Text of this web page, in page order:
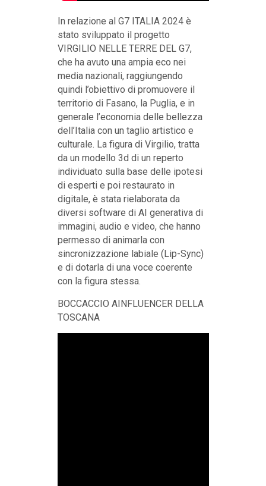
In relazione al G7 ITALIA 2024 è
stato sviluppato il progetto
VIRGILIO NELLE TERRE DEL G7,
che ha avuto una ampia eco nei
media nazionali, raggiungendo
quindi l’obiettivo di promuovere il
territorio di Fasano, la Puglia, e in
generale l’economia delle bellezza
dell’Italia con un taglio artistico e
culturale. La figura di Virgilio, tratta
da un modello 3d di un reperto
individuato sulla base delle ipotesi
di esperti e poi restaurato in
digitale, è stata rielaborata da
diversi software di AI generativa di
immagini, audio e video, che hanno
permesso di animarla con
sincronizzazione labiale (Lip-Sync)
e di dotarla di una voce coerente
con la figura stessa.
BOCCACCIO AINFLUENCER DELLA
TOSCANA